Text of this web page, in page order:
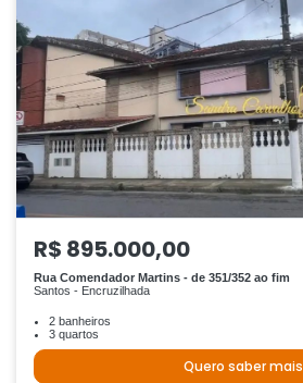
R$ 895.000,00
Rua Comendador Martins - de 351/352 ao fim
Santos - Encruzilhada
2 banheiros
3 quartos
Quero saber mais